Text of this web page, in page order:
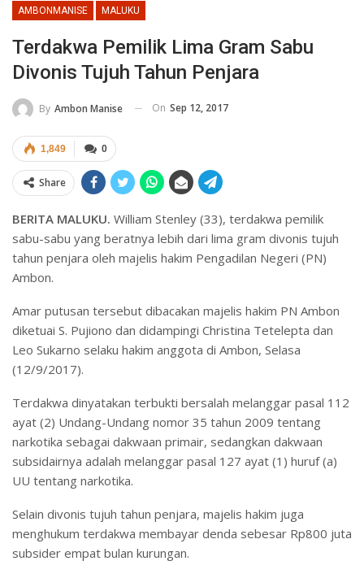
AMBONMANISE MALUKU
Terdakwa Pemilik Lima Gram Sabu
Divonis Tujuh Tahun Penjara
By Ambon Manise On Sep 12, 2017
0
1,849
Share
BERITA MALUKU. William Stenley (33), terdakwa pemilik
sabu-sabu yang beratnya lebih dari lima gram divonis tujuh
tahun penjara oleh majelis hakim Pengadilan Negeri (PN)
Ambon.
Amar putusan tersebut dibacakan majelis hakim PN Ambon
diketuai S. Pujiono dan didampingi Christina Tetelepta dan
Leo Sukarno selaku hakim anggota di Ambon, Selasa
(12/9/2017).
Terdakwa dinyatakan terbukti bersalah melanggar pasal 112
ayat (2) Undang-Undang nomor 35 tahun 2009 tentang
narkotika sebagai dakwaan primair, sedangkan dakwaan
subsidairnya adalah melanggar pasal 127 ayat (1) huruf (a)
UU tentang narkotika.
Selain divonis tujuh tahun penjara, majelis hakim juga
menghukum terdakwa membayar denda sebesar Rp800 juta
subsider empat bulan kurungan.